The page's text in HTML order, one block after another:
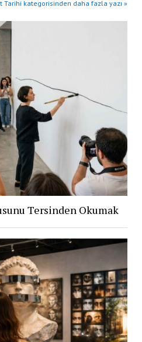
Tarihi kategorisinden daha fazla yazı »
Tersinden Okumak